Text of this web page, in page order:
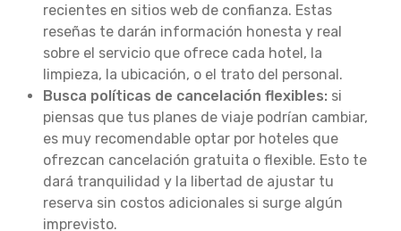
recientes en sitios web de confianza. Estas
reseñas te darán información honesta y real
sobre el servicio que ofrece cada hotel, la
limpieza, la ubicación, o el trato del personal.
Busca políticas de cancelación flexibles: si
piensas que tus planes de viaje podrían cambiar,
es muy recomendable optar por hoteles que
ofrezcan cancelación gratuita o flexible. Esto te
dará tranquilidad y la libertad de ajustar tu
reserva sin costos adicionales si surge algún
imprevisto.